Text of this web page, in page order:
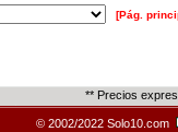
[Pág.
** Precios
© 2002/2022 Solo10.com